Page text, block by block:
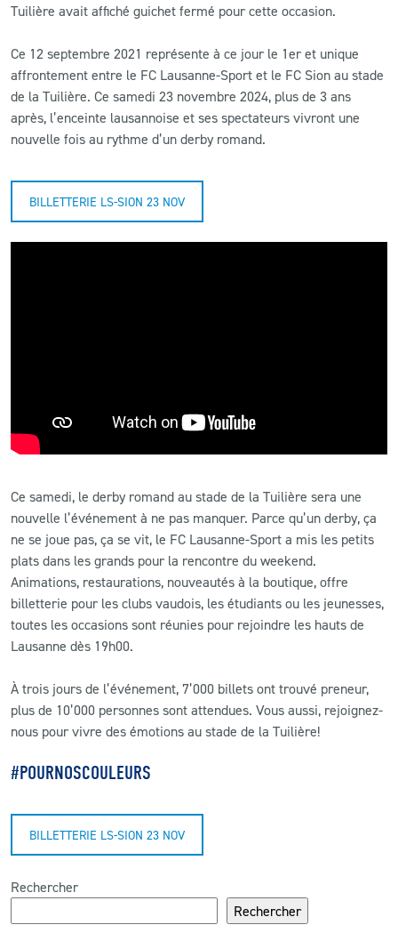
Tuilière avait affiché guichet fermé pour cette occasion.
Ce 12 septembre 2021 représente à ce jour le 1er et unique
affrontement entre le FC Lausanne-Sport et le FC Sion au stade
de la Tuilière. Ce samedi 23 novembre 2024, plus de 3 ans
après, l’enceinte lausannoise et ses spectateurs vivront une
nouvelle fois au rythme d’un derby romand.
BILLETTERIE LS-SION 23 NOV
Ce samedi, le derby romand au stade de la Tuilière sera une
nouvelle l’événement à ne pas manquer. Parce qu’un derby, ça
ne se joue pas, ça se vit, le FC Lausanne-Sport a mis les petits
plats dans les grands pour la rencontre du weekend.
Animations, restaurations, nouveautés à la boutique, offre
billetterie pour les clubs vaudois, les étudiants ou les jeunesses,
toutes les occasions sont réunies pour rejoindre les hauts de
Lausanne dès 19h00.
À trois jours de l’événement, 7’000 billets ont trouvé preneur,
plus de 10’000 personnes sont attendues. Vous aussi, rejoignez-
nous pour vivre des émotions au stade de la Tuilière!
#POURNOSCOULEURS
BILLETTERIE LS-SION 23 NOV
Rechercher
Rechercher